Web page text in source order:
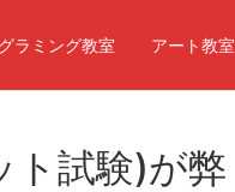
ラミング教室 アート教室
試験)が弊